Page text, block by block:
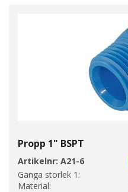
Propp 1" BSPT
Artikelnr: A21-6
Gänga storlek 1:
Material: